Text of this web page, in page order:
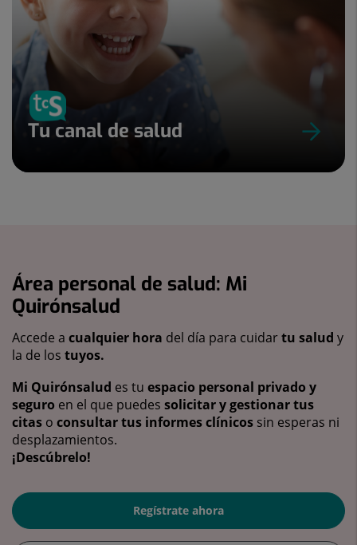
Tu canal de salud
Área personal de salud: Mi
Quirónsalud
Accede a cualquier hora del día para cuidartu salud y
la de los tuyos.
Mi Quirónsalud es tu espacio personal privado y
seguro en el que puedes solicitar y gestionar tus
citas o consultar tus informes clínicos sin esperas ni
desplazamientos.
¡Descúbrelo!
Regístrate ahora